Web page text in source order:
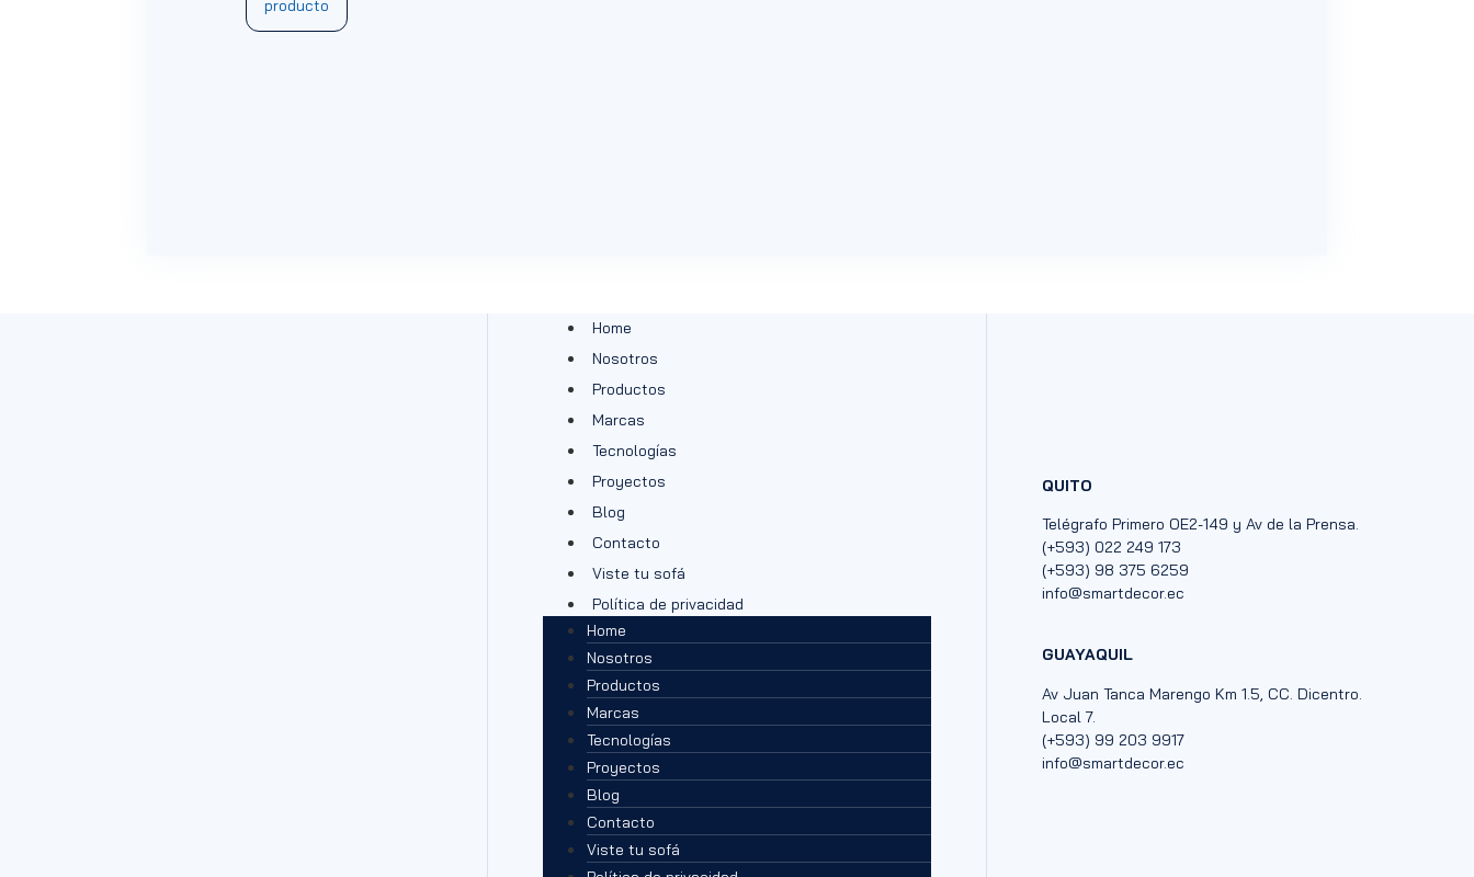
producto
Home
Nosotros
Productos
Marcas
Tecnologías
Proyectos
Blog
Contacto
Viste tu sofá
Política de privacidad
Home
Nosotros
Productos
Marcas
Tecnologías
Proyectos
Blog
Contacto
Viste tu sofá
QUITO
Telégrafo Primero OE2-149 y Av de la Prensa.
(+593) 022 249 173
(+593) 98 375 6259
info@smartdecor.ec
GUAYAQUIL
Av Juan Tanca Marengo Km 1.5, CC. Dicentro.
Local 7.
(+593) 99 203 9917
info@smartdecor.ec